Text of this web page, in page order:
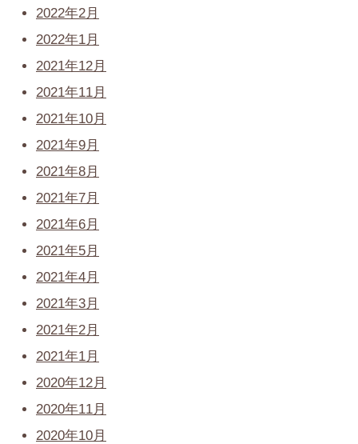
2022年2月
2022年1月
2021年12月
2021年11月
2021年10月
2021年9月
2021年8月
2021年7月
2021年6月
2021年5月
2021年4月
2021年3月
2021年2月
2021年1月
2020年12月
2020年11月
2020年10月